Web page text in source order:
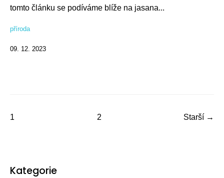
tomto článku se podíváme blíže na jasana...
příroda
09. 12. 2023
1 2 Starší →
Kategorie